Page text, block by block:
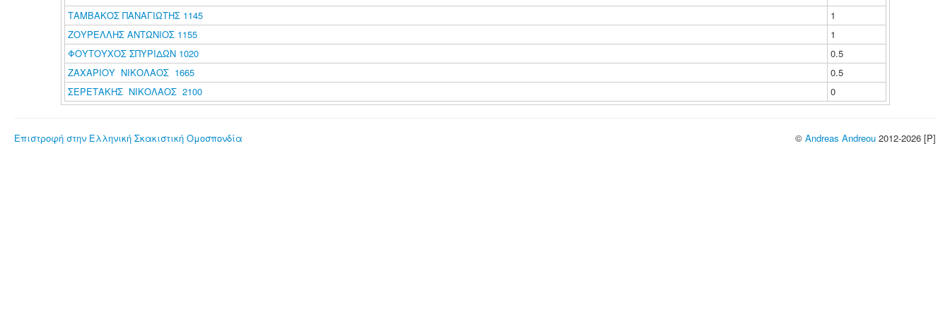
ΤΑΜΒΑΚΟΣ ΠΑΝΑΓΙΩΤΗΣ 1145
1
ΖΟΥΡΕΛΛΗΣ ΑΝΤΩΝΙΟΣ 1155
1
ΦΟΥΤΟΥΧΟΣ ΣΠΥΡΙΔΩΝ 1020
0.5
ΖΑΧΑΡΙΟΥ ΝΙΚΟΛΑΟΣ 1665
0.5
ΣΕΡΕΤΑΚΗΣ ΝΙΚΟΛΑΟΣ 2100
0
Επιστροφή στην Ελληνική Σκακιστική Ομοσπονδία © Andreas Andreou 2012-2026 [P]